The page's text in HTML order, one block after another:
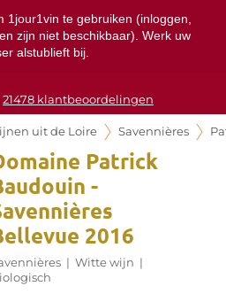
1jour1vin te gebruiken (inloggen,
zijn niet beschikbaar). Werk uw
alstublieft bij.
21478 klantbeoordelingen
uit de Loire Savennières
Patrick
-
2016
| Witte wijn |